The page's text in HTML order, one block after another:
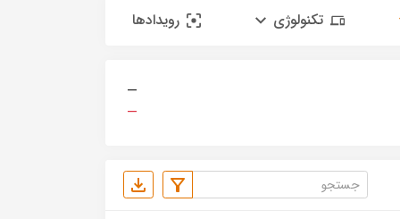
تکنولوژی رویدادها
—
—